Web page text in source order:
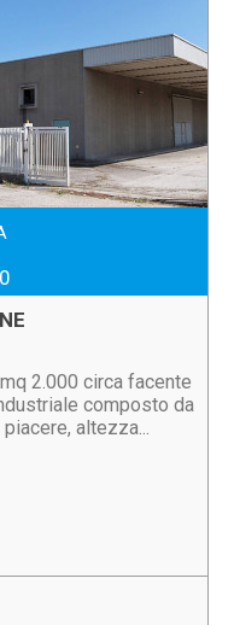
2.000 circa facente
composto da
altezza...